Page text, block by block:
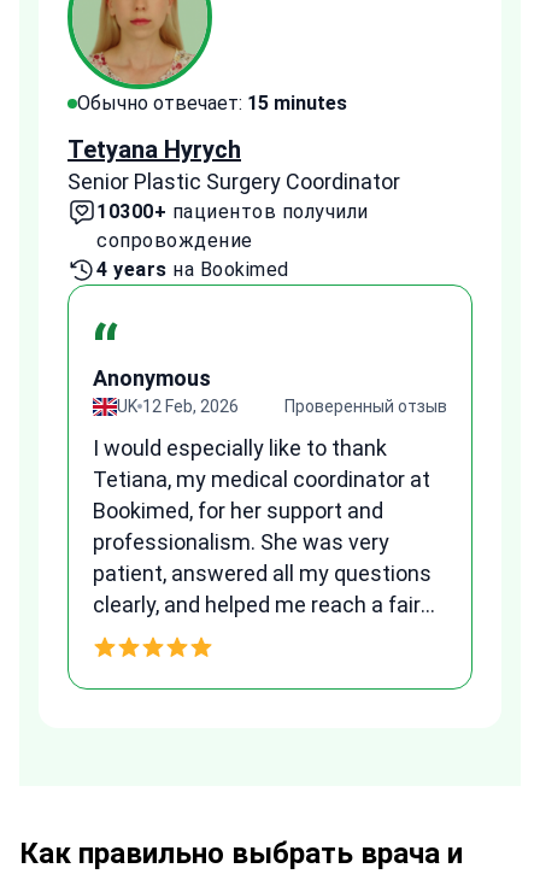
Обычно отвечает: 15 minutes
Tetyana Hyrych
Senior Plastic Surgery Coordinator
10300+ пациентов получили
сопровождение
4 years на Bookimed
“
Anonymous
UK 12 Feb, 2026 Проверенный отзыв
I would especially like to thank
Tetiana, my medical coordinator at
Bookimed, for her support and
professionalism. She was very
patient, answered all my questions
clearly, and helped me reach a fair
and transparent agreement. Her
Как правильно выбрать врача и